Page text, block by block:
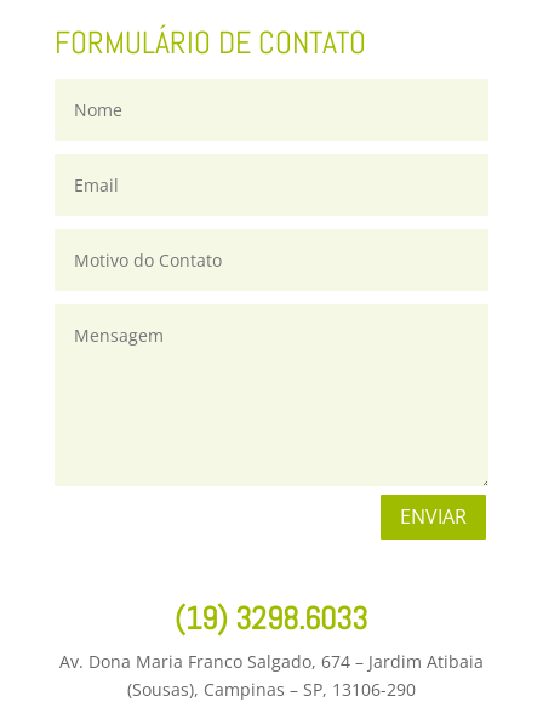
FORMULÁRIO DE CONTATO
ENVIAR
(19) 3298.6033
Av. Dona Maria Franco Salgado, 674 – Jardim Atibaia
(Sousas), Campinas – SP, 13106-290